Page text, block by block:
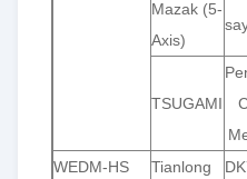
Mazak (5-
Axis)
TSUGAMI
WEDM-HS Tianlong